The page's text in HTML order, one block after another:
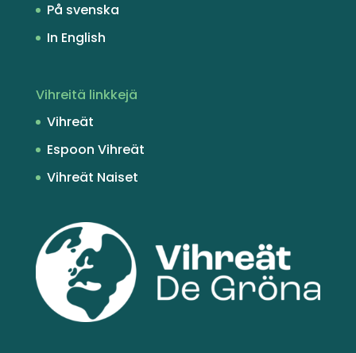
På svenska
In English
Vihreitä linkkejä
Vihreät
Espoon Vihreät
Vihreät Naiset